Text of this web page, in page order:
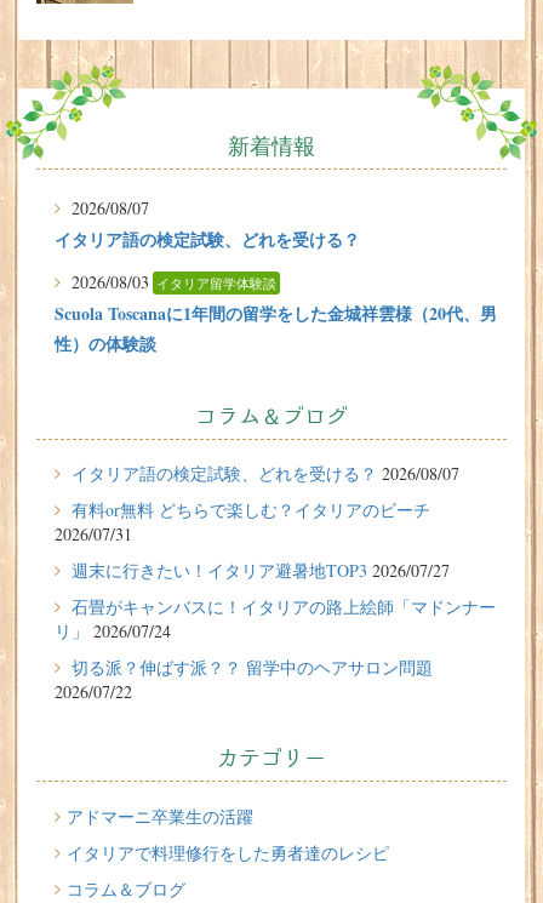
新着情報
2026/08/07
イタリア語の検定試験、どれを受ける？
2026/08/03 イタリア留学体験談
Scuola Toscanaに1年間の留学をした金城祥雲様（20代、男
性）の体験談
有料or無料 どちらで楽しむ？イタリアのビーチ
フィレンツェに1週間の語学留学をしたT.Sさん（10代、女
性）の体験談
2026/07/27
週末に行きたい！イタリア避暑地TOP3
2026/07/24
石畳がキャンバスに！イタリアの路上絵師「マドンナー
リ」
切る派？伸ばす派？？ 留学中のヘアサロン問題
2026/07/20
イタリア人はどんなジェラートを食べる？
2026/07/17
コラム＆ブログ
イタリア語の検定試験、どれを受ける？ 2026/08/07
有料or無料 どちらで楽しむ？イタリアのビーチ
2026/07/31
週末に行きたい！イタリア避暑地TOP3 2026/07/27
石畳がキャンバスに！イタリアの路上絵師「マドンナー
リ」
2026/07/24
切る派？伸ばす派？？ 留学中のヘアサロン問題
2026/07/22
カテゴリー
アドマーニ卒業生の活躍
イタリアで料理修行をした勇者達のレシピ
コラム＆ブログ